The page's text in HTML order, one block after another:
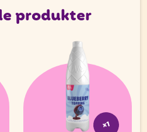
produkter
x1